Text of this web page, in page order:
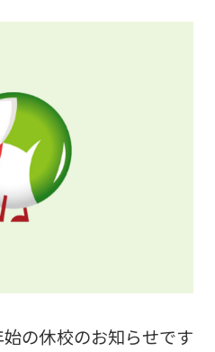
の休校のお知らせです